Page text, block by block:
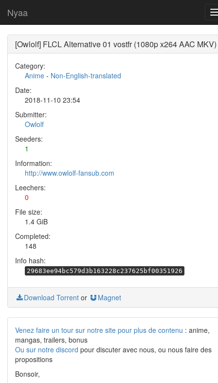
Nyaa
[Owlolf] FLCL Alternative 01 vostfr (1080p x264 AAC MKV)
Category:
Anime - Non-English-translated
Date:
2018-11-10 23:54
Submitter:
Owlolf
Seeders:
1
Information:
http://www.owlolf-fansub.com
Leechers:
0
File size:
1.4 GiB
Completed:
148
Info hash:
29683ee94bc579d3b163228c237625bf00351926
Download Torrent or Magnet
Venez faire un tour sur notre site pour plus de contenu : anime,
mangas, trailers, bonus
Ou sur notre discord pour discuter avec nous, ou nous faire des
propositions
Bonsoir,